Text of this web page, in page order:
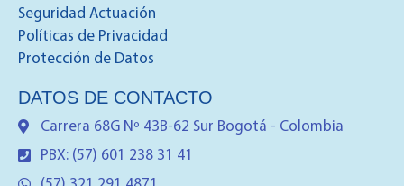
Seguridad Actuación
Políticas de Privacidad
Protección de Datos
DATOS DE CONTACTO
Carrera 68G Nº 43B-62 Sur Bogotá - Colombia
PBX: (57) 601 238 31 41